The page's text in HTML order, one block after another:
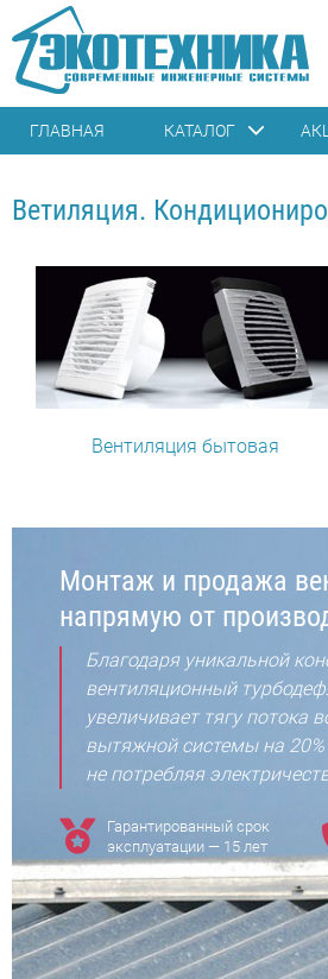
ГЛАВНАЯ КАТАЛОГ
Ветиляция.
Вентиляция бытовая
Монтаж и продажа
напрямую от
Благодаря уникальной
вентиляционный
увеличивает тягу потока
вытяжной системы на
не потребляя
Гарантированный срок
эксплуатации — 15 лет